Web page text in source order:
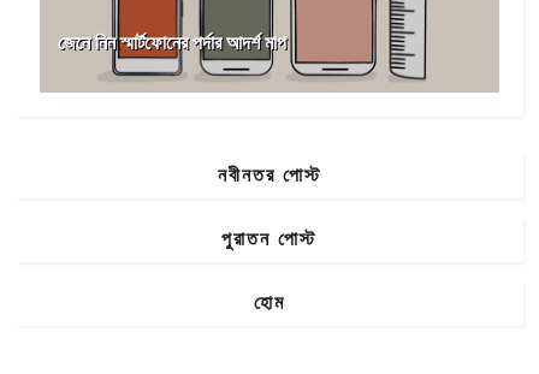
জেনে নিন স্মার্টফোনের পর্দার আদর্শ মাপ
নবীনতর পোস্ট
পুরাতন পোস্ট
হোম